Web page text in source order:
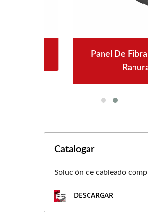
Panel De Fibra LGX
Ranuras
Catalogar
Solución de cableado
DESCARGAR